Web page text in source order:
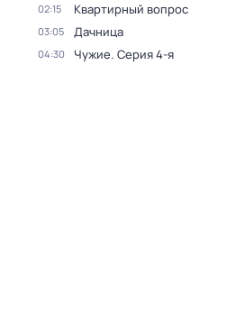
02:15 Квартирный вопрос
03:05 Дачница
04:30 Чужие. Серия 4-я